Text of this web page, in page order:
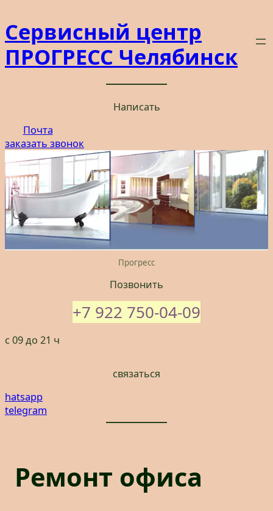
к
содержимому
Сервисный центр
ПРОГРЕСС Челябинск
Написать
Почта
заказать звонок
Прогресс
Позвонить
+7 922 750-04-09
с 09 до 21 ч
связаться
hatsapp
telegram
Ремонт офиса